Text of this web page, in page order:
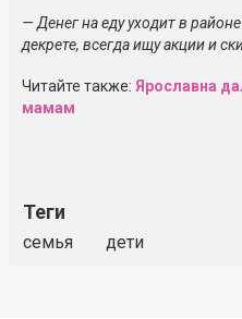
— Денег на еду уходит в
декрете, всегда ищу акции и
Читайте также: Ярославна
мамам
Теги
семья дети